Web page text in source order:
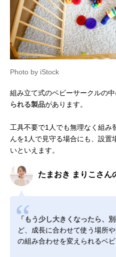
Photo by iStock
組み立て式のベビーサークルの中
られる製品があります。
工具不要で1人でも無理なく組み
んを1人で見守る場合にも、設置
いといえます。
たまおき まりこさん
「もう少し大きくなったら、
ど、成長に合わせて使う場所
の組み合わせを変えられるベ